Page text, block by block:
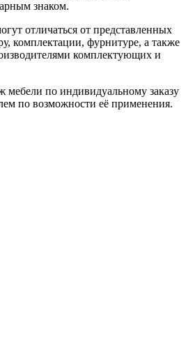
знаком.
отличаться от представленных
комплектации, фурнитуре, а также
комплектующих и
мебели по индивидуальному заказу
по возможности её применения.